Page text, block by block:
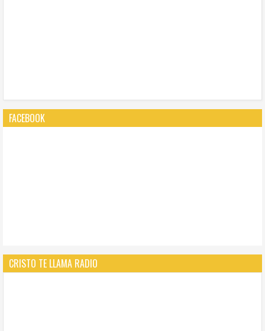
FACEBOOK
CRISTO TE LLAMA RADIO